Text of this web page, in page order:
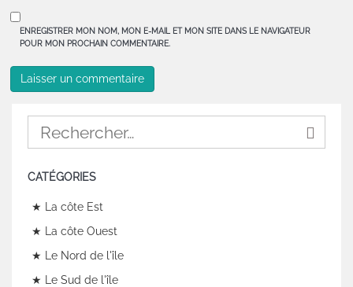
ENREGISTRER MON NOM, MON E-MAIL ET MON SITE DANS LE NAVIGATEUR
POUR MON PROCHAIN COMMENTAIRE.
CATÉGORIES
★ La côte Est
★ La côte Ouest
★ Le Nord de l'île
★ Le Sud de l'île